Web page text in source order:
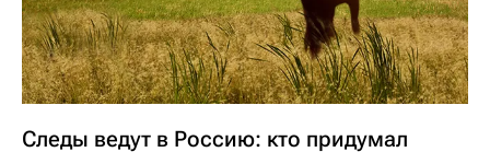
Следы ведут в Россию: кто придумал